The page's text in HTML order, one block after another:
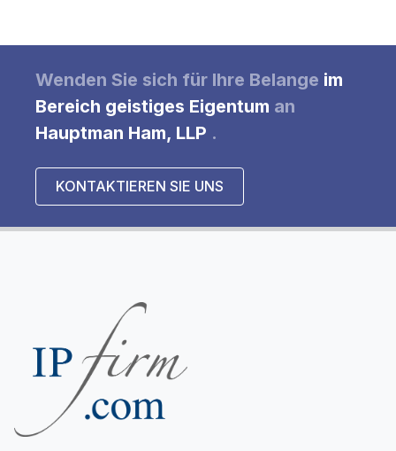
Wenden Sie sich für Ihre Belange im
Bereich geistiges Eigentum an
Hauptman Ham, LLP .
KONTAKTIEREN SIE UNS